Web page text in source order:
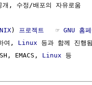
개, 수정/배포의 자유로움
) 프로젝트
   ☞
GNU 홈
여,
Linux 등과 함께 진행됨
EMACS, Linux